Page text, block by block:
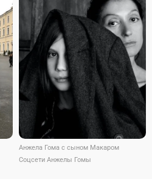
Анжела Гома с сыном Макаром
Соцсети Анжелы Гомы